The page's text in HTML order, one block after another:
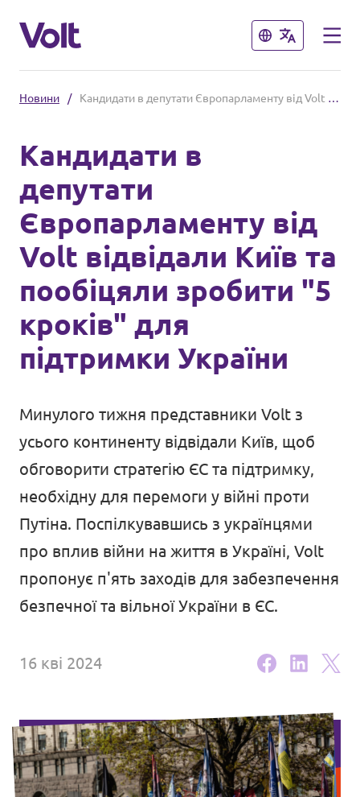
Закрити
Закрити
Політики
Про Volt
Люди
Новини
ДОЛУЧАЙСЯ
Новини / Кандидати в депутати Європарламенту від Volt відвідали Київ та пообіцяли зробити "5 кроків" для підтримки України
Кандидати в
депутати
Європарламенту від
Volt відвідали Київ та
пообіцяли зробити "5
кроків" для
підтримки України
Минулого тижня представники Volt з
усього континенту відвідали Київ, щоб
обговорити стратегію ЄС та підтримку,
необхідну для перемоги у війні проти
Путіна. Поспілкувавшись з українцями
про вплив війни на життя в Україні, Volt
пропонує п'ять заходів для забезпечення
безпечної та вільної України в ЄС.
16 кві 2024